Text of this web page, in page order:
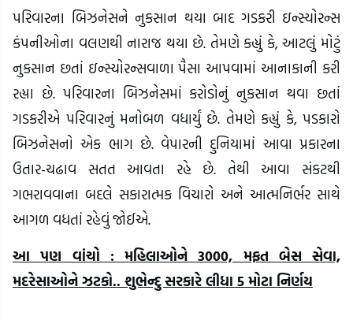
પરિવારના બિઝનેસને નુકસાન થયા બાદ ગડકરી ઇન્સ્યોરન્સ
કંપનીઓના વલણથી નારાજ થયા છે. તેમણે કહ્યું કે, આટલું મોટું
નુકસાન છતાં ઇન્સ્યોરન્સવાળા પૈસા આપવામાં આનાકાની કરી
રહ્યા છે. પરિવારના બિઝનેસમાં કરોડોનું નુકસાન થવા છતાં
ગડકરીએ પરિવારનું મનોબળ વધાર્યું છે. તેમણે કહ્યું કે, પડકારો
બિઝનેસનો એક ભાગ છે. વેપારની દુનિયામાં આવા પ્રકારના
ઉતાર-ચઢાવ સતત આવતા રહે છે. તેથી આવા સંકટથી
ગભરાવવાના બદલે સકારાત્મક વિચારો અને આત્મનિર્ભર સાથે
આગળ વધતાં રહેવું જોઈએ.
આ પણ વાંચો : મહિલાઓને 3000, મફત બેસ સેવા,
મદરેસાઓને ઝટકો.. શુભેન્દુ સરકારે લીધા 5 મોટા નિર્ણય